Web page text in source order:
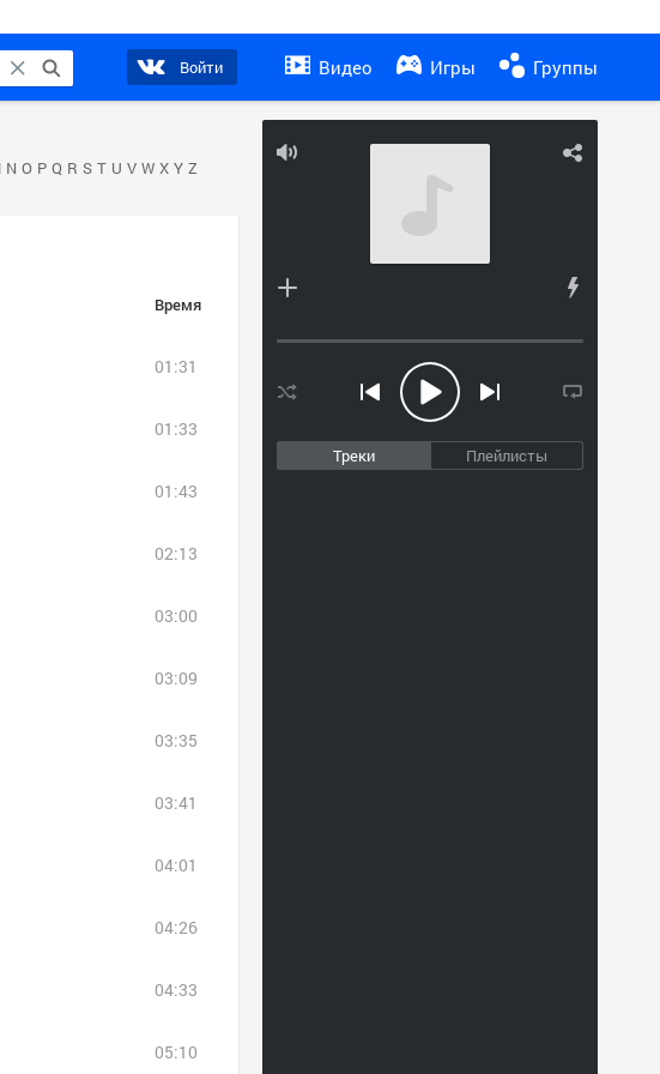
Войти Видео Игры Группы
Треки Плейлисты
N O P Q R S T U V W X Y Z
Время
01:31
01:33
01:43
02:13
03:00
03:09
03:35
03:41
04:01
04:26
04:33
05:10